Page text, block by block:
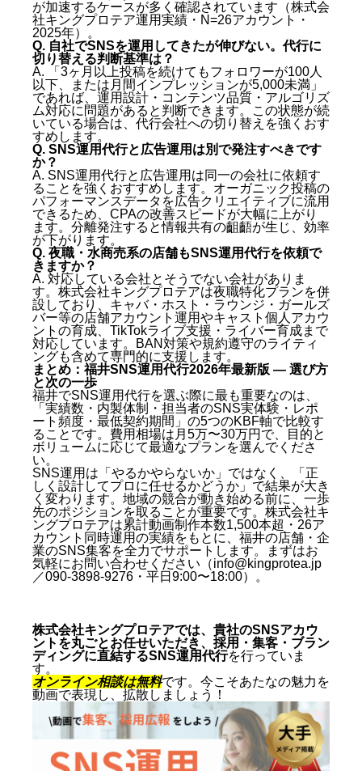
が加速するケースが多く確認されています（株式会
社キングプロテア運用実績・N=26アカウント・
2025年）。
Q. 自社でSNSを運用してきたが伸びない。代行に
切り替える判断基準は？
A. 「3ヶ月以上投稿を続けてもフォロワーが100人
以下、または月間インプレッションが5,000未満」
であれば、運用設計・コンテンツ品質・アルゴリズ
ム対応に問題があると判断できます。この状態が続
いている場合は、代行会社への切り替えを強くおす
すめします。
Q. SNS運用代行と広告運用は別で発注すべきです
か？
A. SNS運用代行と広告運用は同一の会社に依頼す
ることを強くおすすめします。オーガニック投稿の
パフォーマンスデータを広告クリエイティブに流用
できるため、CPAの改善スピードが大幅に上がり
ます。分離発注すると情報共有の齟齬が生じ、効率
が下がります。
Q. 夜職・水商売系の店舗もSNS運用代行を依頼で
きますか？
A. 対応している会社とそうでない会社がありま
す。株式会社キングプロテアは夜職特化プランを併
設しており、キャバ・ホスト・ラウンジ・ガールズ
バー等の店舗アカウント運用やキャスト個人アカウ
ントの育成、TikTokライブ支援・ライバー育成まで
対応しています。BAN対策や規約遵守のライティ
ングも含めて専門的に支援します。
まとめ：福井SNS運用代行2026年最新版 — 選び方
と次の一歩
福井でSNS運用代行を選ぶ際に最も重要なのは、
「実績数・内製体制・担当者のSNS実体験・レポ
ート頻度・最低契約期間」の5つのKBF軸で比較す
ることです。費用相場は月5万〜30万円で、目的と
ボリュームに応じて最適なプランを選んでくださ
い。
SNS運用は「やるかやらないか」ではなく、「正
しく設計してプロに任せるかどうか」で結果が大き
く変わります。地域の競合が動き始める前に、一歩
先のポジションを取ることが重要です。株式会社キ
ングプロテアは累計動画制作本数1,500本超・26ア
カウント同時運用の実績をもとに、福井の店舗・企
業のSNS集客を全力でサポートします。まずはお
気軽にお問い合わせください（info@kingprotea.jp
／090-3898-9276・平日9:00〜18:00）。
株式会社キングプロテアでは、貴社のSNSアカウ
ントを丸ごとお任せいただき、採用・集客・ブラン
ディングに直結するSNS運用代行を行っていま
す。
オンライン相談は無料です。今こそあたなの魅力を
動画で表現し、拡散しましょう！